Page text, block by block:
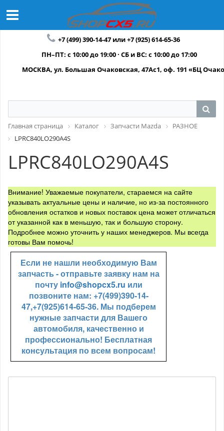
+7 (499) 390-14-47 или +7 (925) 614-65-36
ПН–ПТ: с 10:00 до 19:00 · СБ и ВС: с 10:00 до 17:00
МОСКВА, ул. Большая Очаковская, 47Ас1, оф. 191 «БЦ
Главная страница Каталог Запчасти Mazda
РАЗНОЕ
LPRC840LO290A4S
LPRC840LO290A4S
Внимание! Уважаемые покупатели, стараемся на сайте
указывать актуальные цены и наличие, но из-за постоянного
обновления остатков и новых поставок цена может отличаться
от указанной как в меньшую, так и большую сторону.
Подробнее можно уточнить у наших менеджеров. Мы всегда
готовы Вам помочь!
Если не нашли необходимую Вам
запчасть - отправьте заявку нам на
почту info@shopcx5.ru или
позвоните нам: +7(499)390-14-
47,+7(925)614-65-36. Мы подберем
нужные запчасти для Вашего
автомобиля, качественно и
профессионально! Бесплатная
консультация по всем вопросам!